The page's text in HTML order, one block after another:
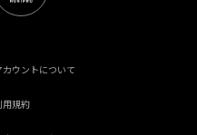
カウントについて
用規約